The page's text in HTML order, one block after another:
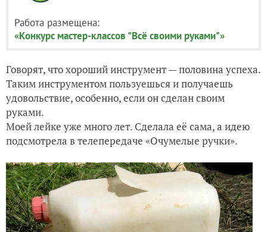
Работа размещена:
«Конкурс мастер-классов "Всё своими руками"»
Говорят, что хороший инструмент — половина успеха.
Таким инструментом пользуешься и получаешь
удовольствие, особенно, если он сделан своим
руками.
Моей лейке уже много лет. Сделала её сама, а идею
подсмотрела в телепередаче «Очумелые ручки».